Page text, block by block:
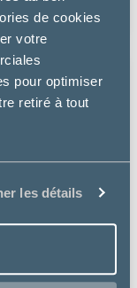
de cookies
votre
pour optimiser
retiré à tout
les détails